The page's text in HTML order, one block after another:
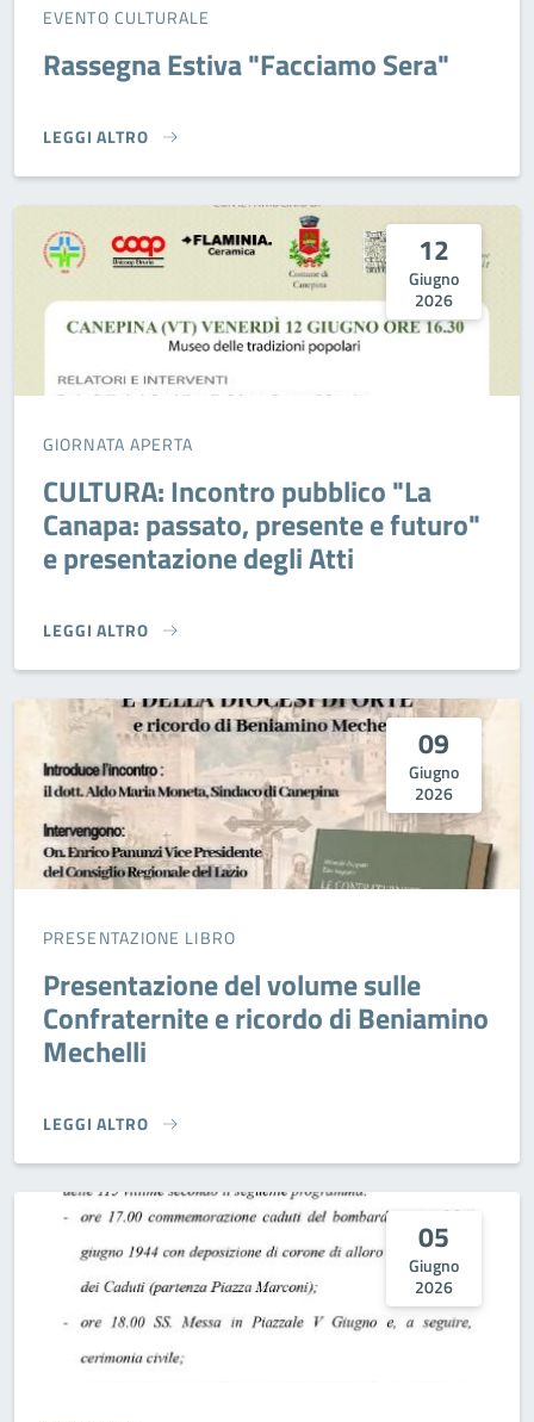
EVENTO CULTURALE
Rassegna Estiva "Facciamo Sera"
LEGGI ALTRO
RASSEGNA ESTIVA "FACCIAMO SERA"}
12
Giugno
2026
GIORNATA APERTA
CULTURA: Incontro pubblico "La
Canapa: passato, presente e futuro"
e presentazione degli Atti
LEGGI ALTRO
CULTURA: INCONTRO PUBBLICO "LA CANAPA: PASSATO,
09
Giugno
2026
PRESENTAZIONE LIBRO
Presentazione del volume sulle
Confraternite e ricordo di Beniamino
Mechelli
LEGGI ALTRO
PRESENTAZIONE DEL VOLUME SULLE CONFRATERNITE E
05
Giugno
2026